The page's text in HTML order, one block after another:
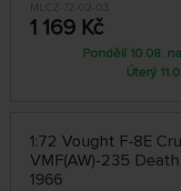
MLCZ-72-02-03
1 169 Kč
Pondělí 10.08.
Úterý
1:72 Vought F-8E
VMF(AW)-235
1966